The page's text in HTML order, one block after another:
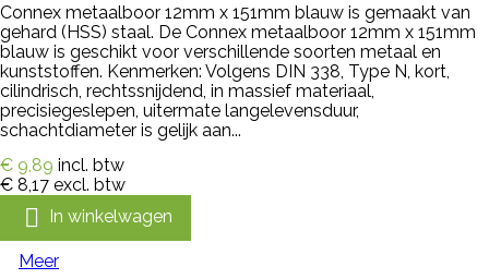
Connex metaalboor 12mm x 151mm blauw is gemaakt van
gehard (HSS) staal. De Connex metaalboor 12mm x 151mm
blauw is geschikt voor verschillende soorten metaal en
kunststoffen. Kenmerken: Volgens DIN 338, Type N, kort,
cilindrisch, rechtssnijdend, in massief materiaal,
precisiegeslepen, uitermate langelevensduur,
schachtdiameter is gelijk aan...
€ 9,89 incl. btw
€ 8,17 excl. btw
 In winkelwagen
Meer